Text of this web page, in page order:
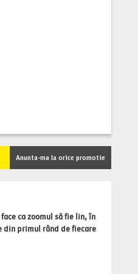
Anunta-ma la orice promotie
ca zoomul să fie lin, în
primul rând de fiecare